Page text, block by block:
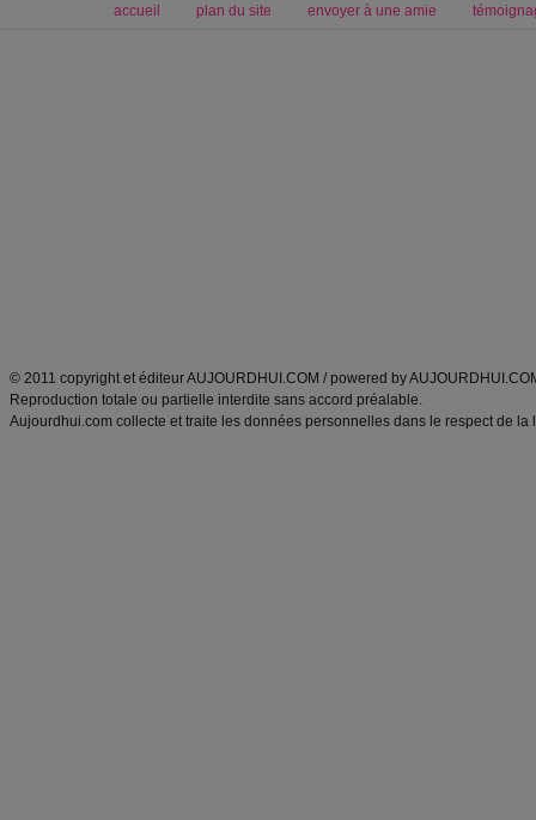
accueil plan du site envoyer à une amie
© 2011 copyright et éditeur AUJOURDHUI.COM / powered by
Reproduction totale ou partielle interdite sans accord préalable.
Aujourdhui.com collecte et traite les données personnelles dans le respect de